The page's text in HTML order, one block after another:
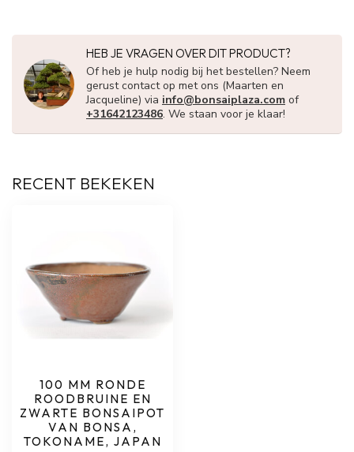
HEB JE VRAGEN OVER DIT PRODUCT?
Of heb je hulp nodig bij het bestellen? Neem
gerust contact op met ons (Maarten en
Jacqueline) via info@bonsaiplaza.com of
+31642123486. We staan voor je klaar!
RECENT BEKEKEN
100 MM RONDE
ROODBRUINE EN
ZWARTE BONSAIPOT
VAN BONSA,
TOKONAME, JAPAN